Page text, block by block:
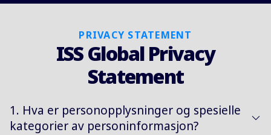
PRIVACY STATEMENT
ISS Global Privacy
Statement
1. Hva er personopplysninger og spesielle
kategorier av personinformasjon?